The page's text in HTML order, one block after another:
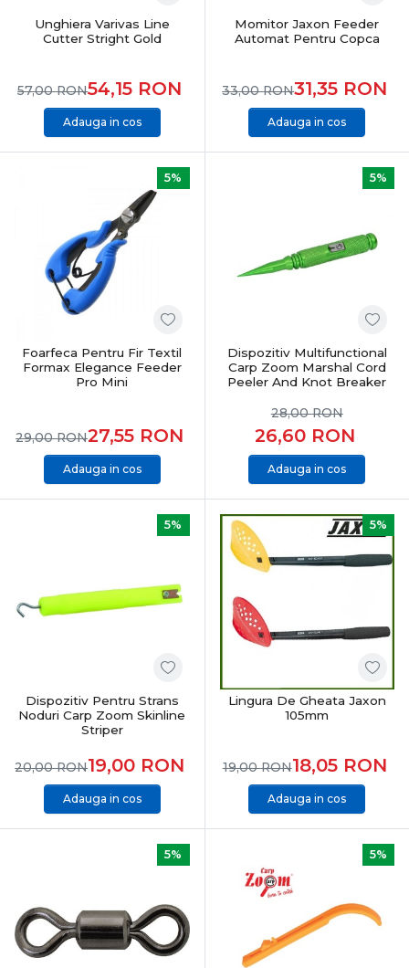
Unghiera Varivas Line
Cutter Stright Gold
54,15 RON
57,00RON
Adauga in cos
Momitor Jaxon Feeder
Automat Pentru Copca
31,35 RON
33,00RON
Adauga in cos
5%
Foarfeca Pentru Fir Textil
Formax Elegance Feeder
Pro Mini
27,55 RON
29,00RON
Adauga in cos
5%
Dispozitiv Multifunctional
Carp Zoom Marshal Cord
Peeler And Knot Breaker
26,60 RON
28,00RON
Adauga in cos
5%
Dispozitiv Pentru Strans
Noduri Carp Zoom Skinline
Striper
19,00 RON
20,00RON
Adauga in cos
5%
Lingura De Gheata Jaxon
105mm
18,05 RON
19,00RON
Adauga in cos
5% 5%